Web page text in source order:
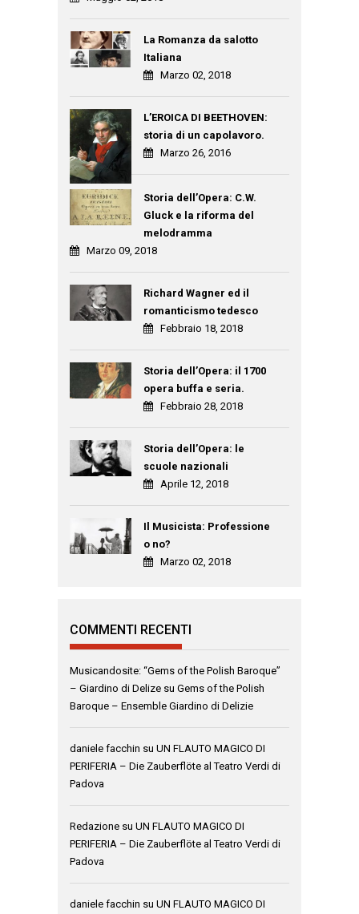
La Romanza da salotto
Italiana
Marzo 02, 2018
L’EROICA DI BEETHOVEN:
storia di un capolavoro.
Marzo 26, 2016
Storia dell’Opera: C.W.
Gluck e la riforma del
melodramma
Marzo 09, 2018
Richard Wagner ed il
romanticismo tedesco
Febbraio 18, 2018
Storia dell’Opera: il 1700
opera buffa e seria.
Febbraio 28, 2018
Storia dell’Opera: le
scuole nazionali
Aprile 12, 2018
Il Musicista: Professione
o no?
Marzo 02, 2018
COMMENTI RECENTI
Musicandosite: “Gems of the Polish Baroque”
– Giardino di Delize su Gems of the Polish
Baroque – Ensemble Giardino di Delizie
daniele facchin su UN FLAUTO MAGICO DI
PERIFERIA – Die Zauberflöte al Teatro Verdi di
Padova
Redazione su UN FLAUTO MAGICO DI
PERIFERIA – Die Zauberflöte al Teatro Verdi di
Padova
daniele facchin su UN FLAUTO MAGICO DI